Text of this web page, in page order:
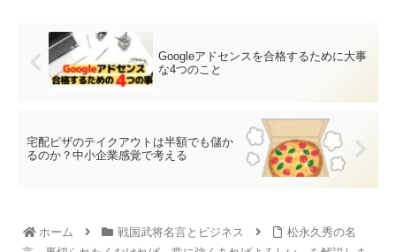
Googleアドセンスを合格するために大事
な4つのこと
宅配ピザのテイクアウトは半額でも儲か
るのか？中小企業感覚で考える
ホーム 戦国武将名言とビジネス
松永久秀の名